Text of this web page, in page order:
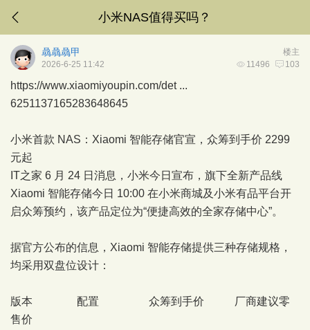
小米NAS值得买吗？
楼主
骉骉骉甲
11496 103
2026-6-25 11:42
https://www.xiaomiyoupin.com/det ...
6251137165283648645
小米首款 NAS：Xiaomi 智能存储官宣，众筹到手价 2299
元起
IT之家 6 月 24 日消息，小米今日宣布，旗下全新产品线
Xiaomi 智能存储今日 10:00 在小米商城及小米有品平台开
启众筹预约，该产品定位为“便捷高效的全家存储中心”。
据官方公布的信息，Xiaomi 智能存储提供三种存储规格，
均采用双盘位设计：
版本 配置 众筹到手价 厂商建议零
售价